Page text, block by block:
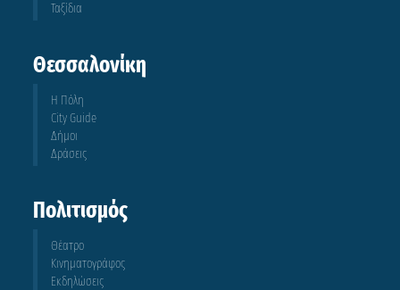
Ταξίδια
Θεσσαλονίκη
Η Πόλη
City Guide
Δήμοι
Δράσεις
Πολιτισμός
Θέατρο
Κινηματογράφος
Εκδηλώσεις